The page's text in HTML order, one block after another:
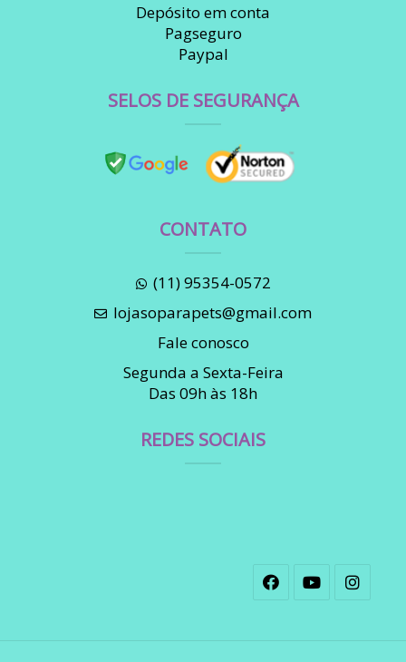
Depósito em conta
Pagseguro
Paypal
SELOS DE SEGURANÇA
CONTATO
(11) 95354-0572
lojasoparapets@gmail.com
Fale conosco
Segunda a Sexta-Feira
Das 09h às 18h
REDES SOCIAIS